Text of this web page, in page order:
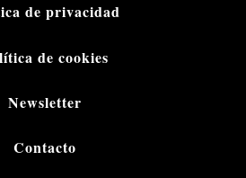
de privacidad
de cookies
Newsletter
Contacto